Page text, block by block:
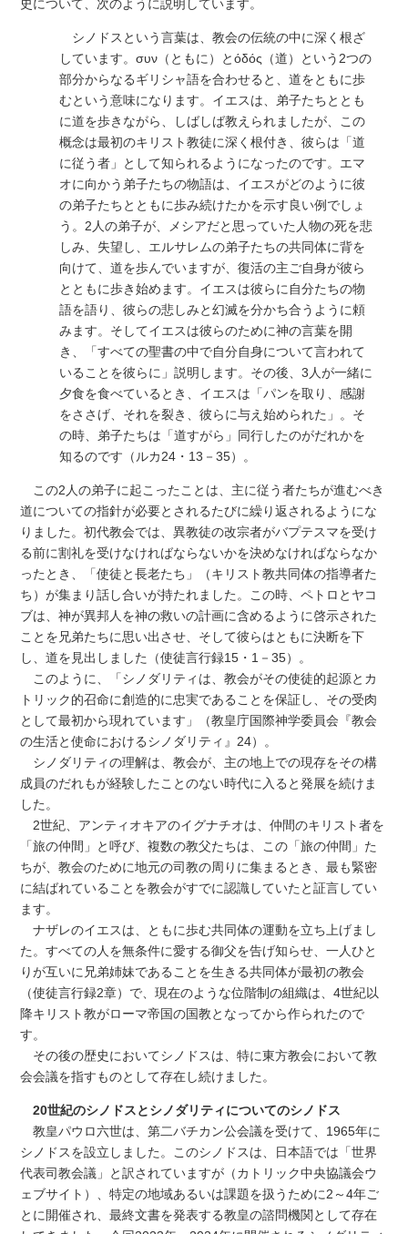
史について、次のように説明しています。
シノドスという言葉は、教会の伝統の中に深く根ざ
しています。συν（ともに）とόδός（道）という2つの
部分からなるギリシャ語を合わせると、道をともに歩
むという意味になります。イエスは、弟子たちととも
に道を歩きながら、しばしば教えられましたが、この
概念は最初のキリスト教徒に深く根付き、彼らは「道
に従う者」として知られるようになったのです。エマ
オに向かう弟子たちの物語は、イエスがどのように彼
の弟子たちとともに歩み続けたかを示す良い例でしょ
う。2人の弟子が、メシアだと思っていた人物の死を悲
しみ、失望し、エルサレムの弟子たちの共同体に背を
向けて、道を歩んでいますが、復活の主ご自身が彼ら
とともに歩き始めます。イエスは彼らに自分たちの物
語を語り、彼らの悲しみと幻滅を分かち合うように頼
みます。そしてイエスは彼らのために神の言葉を開
き、「すべての聖書の中で自分自身について言われて
いることを彼らに」説明します。その後、3人が一緒に
夕食を食べているとき、イエスは「パンを取り、感謝
をささげ、それを裂き、彼らに与え始められた」。そ
の時、弟子たちは「道すがら」同行したのがだれかを
知るのです（ルカ24・13－35）。
この2人の弟子に起こったことは、主に従う者たちが進むべき
道についての指針が必要とされるたびに繰り返されるようにな
りました。初代教会では、異教徒の改宗者がバプテスマを受け
る前に割礼を受けなければならないかを決めなければならなか
ったとき、「使徒と長老たち」（キリスト教共同体の指導者た
ち）が集まり話し合いが持たれました。この時、ペトロとヤコ
ブは、神が異邦人を神の救いの計画に含めるように啓示された
ことを兄弟たちに思い出させ、そして彼らはともに決断を下
し、道を見出しました（使徒言行録15・1－35）。
このように、「シノダリティは、教会がその使徒的起源とカ
トリック的召命に創造的に忠実であることを保証し、その受肉
として最初から現れています」（教皇庁国際神学委員会『教会
の生活と使命におけるシノダリティ』24）。
シノダリティの理解は、教会が、主の地上での現存をその構
成員のだれもが経験したことのない時代に入ると発展を続けま
した。
2世紀、アンティオキアのイグナチオは、仲間のキリスト者を
「旅の仲間」と呼び、複数の教父たちは、この「旅の仲間」た
ちが、教会のために地元の司教の周りに集まるとき、最も緊密
に結ばれていることを教会がすでに認識していたと証言してい
ます。
ナザレのイエスは、ともに歩む共同体の運動を立ち上げまし
た。すべての人を無条件に愛する御父を告げ知らせ、一人ひと
りが互いに兄弟姉妹であることを生きる共同体が最初の教会
（使徒言行録2章）で、現在のような位階制の組織は、4世紀以
降キリスト教がローマ帝国の国教となってから作られたので
す。
その後の歴史においてシノドスは、特に東方教会において教
会会議を指すものとして存在し続けました。
20世紀のシノドスとシノダリティについてのシノドス
教皇パウロ六世は、第二バチカン公会議を受けて、1965年に
シノドスを設立しました。このシノドスは、日本語では「世界
代表司教会議」と訳されていますが（カトリック中央協議会ウ
ェブサイト）、特定の地域あるいは課題を扱うために2～4年ご
とに開催され、最終文書を発表する教皇の諮問機関として存在